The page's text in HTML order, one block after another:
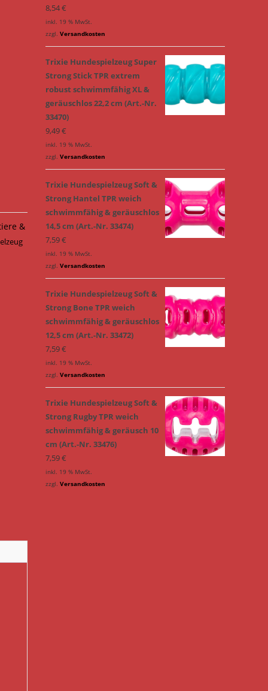
&
8,54€
inkl. 19 % MwSt.
zzgl. Versandkosten
Trixie Hundespielzeug Super
Strong Stick TPR extrem
robust schwimmfähig XL &
geräuschlos 22,2 cm (Art.-Nr.
33470)
9,49€
inkl. 19 % MwSt.
zzgl. Versandkosten
Trixie Hundespielzeug Soft &
Strong Hantel TPR weich
schwimmfähig & geräuschlos
14,5 cm (Art.-Nr. 33474)
7,59€
inkl. 19 % MwSt.
zzgl. Versandkosten
Trixie Hundespielzeug Soft &
Strong Bone TPR weich
schwimmfähig & geräuschlos
12,5 cm (Art.-Nr. 33472)
7,59€
inkl. 19 % MwSt.
zzgl. Versandkosten
Trixie Hundespielzeug Soft &
Strong Rugby TPR weich
schwimmfähig & geräusch 10
cm (Art.-Nr. 33476)
7,59€
inkl. 19 % MwSt.
zzgl. Versandkosten